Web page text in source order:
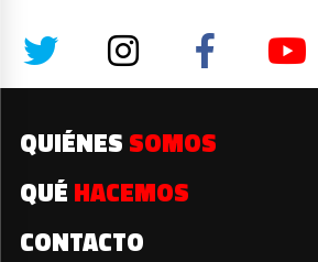
QUIÉNES SOMOS
QUÉ HACEMOS
CONTACTO